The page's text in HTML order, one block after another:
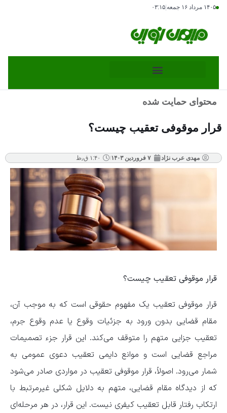
۱۴۰۵ مرداد ۱۶ جمعه ۰۳:۱۵
محتوای حمایت شده
قرار موقوفی تعقیب چیست؟
مهدی عرب نژاد ۷ فروردین ۱۴۰۳ ۱:۴۰ ق٫ظ
قرار موقوفی تعقیب چیست؟
قرار موقوفی تعقیب یک مفهوم حقوقی است که به موجب آن،
مقام قضایی بدون ورود به جزئیات وقوع یا عدم وقوع جرم،
تعقیب جزایی متهم را متوقف می‌کند. این قرار جزء تصمیمات
مراجع قضایی است و موانع دایمی تعقیب دعوی عمومی به
شمار می‌رود. اصولاً، قرار موقوفی تعقیب در مواردی صادر می‌شود
که از دیدگاه مقام قضایی، متهم به دلایل شکلی غیرمرتبط با
ارتکاب رفتار قابل تعقیب کیفری نیست. این قرار، در هر مرحله‌ای